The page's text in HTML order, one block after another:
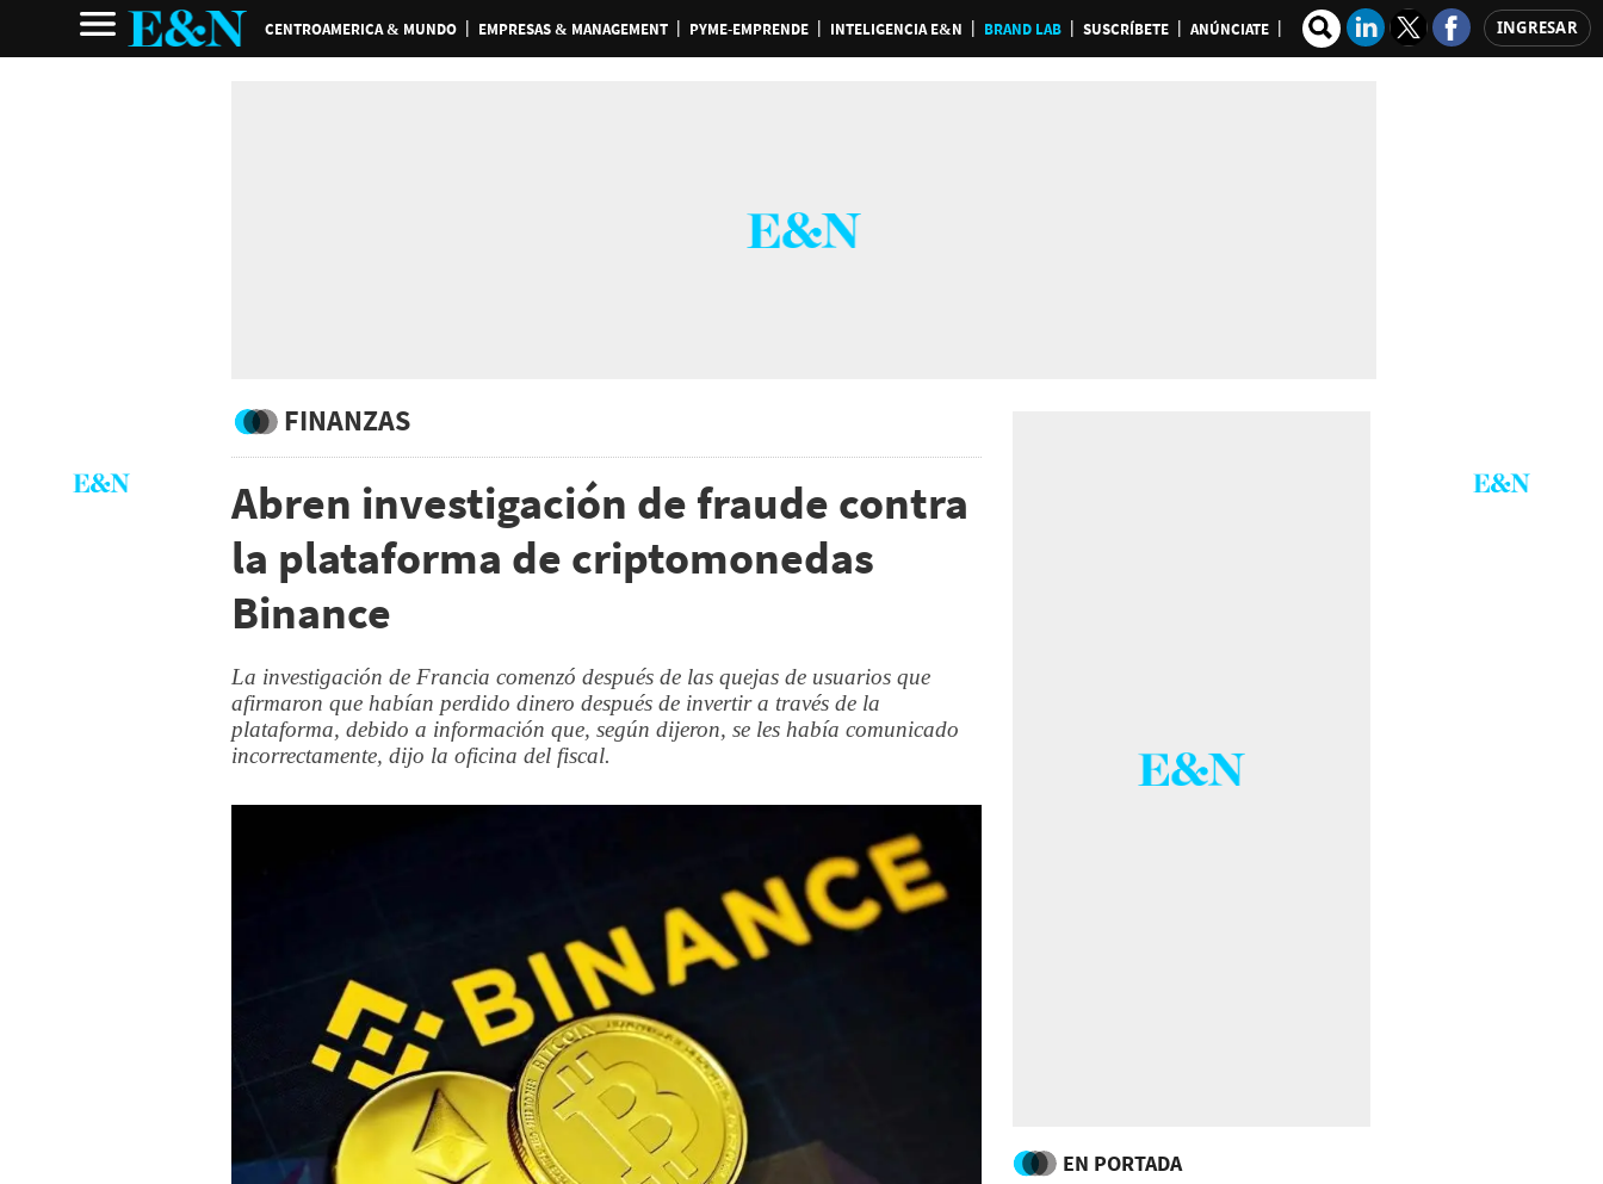
CENTROAMERICA & MUNDO EMPRESAS & MANAGEMENT PYME-EMPRENDE INTELIGENCIA E&N BRAND LAB SUSCRÍBETE ANÚNCIATE INGRESAR
FINANZAS
Abren investigación de fraude contra
la plataforma de criptomonedas
Binance
La investigación de Francia comenzó después de las quejas de usuarios que
afirmaron que habían perdido dinero después de invertir a través de la
plataforma, debido a información que, según dijeron, se les había comunicado
incorrectamente, dijo la oficina del fiscal.
EN PORTADA